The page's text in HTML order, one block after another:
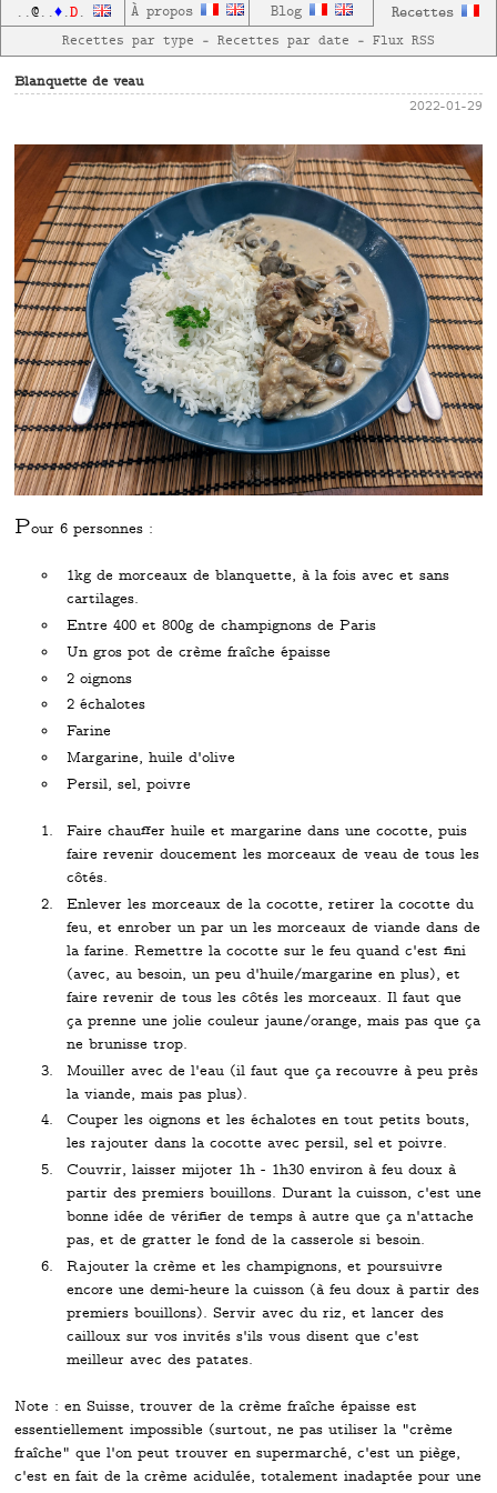
..@..♦.D. À propos Blog Recettes
Recettes par type — Recettes par date — Flux RSS
Blanquette de veau
2022-01-29
Pour 6 personnes :
1kg de morceaux de blanquette, à la fois avec et sans
cartilages.
Entre 400 et 800g de champignons de Paris
Un gros pot de crème fraîche épaisse
2 oignons
2 échalotes
Farine
Margarine, huile d'olive
Persil, sel, poivre
Faire chauffer huile et margarine dans une cocotte, puis
faire revenir doucement les morceaux de veau de tous les
côtés.
Enlever les morceaux de la cocotte, retirer la cocotte du
feu, et enrober un par un les morceaux de viande dans de
la farine. Remettre la cocotte sur le feu quand c'est fini
(avec, au besoin, un peu d'huile/margarine en plus), et
faire revenir de tous les côtés les morceaux. Il faut que
ça prenne une jolie couleur jaune/orange, mais pas que ça
ne brunisse trop.
Mouiller avec de l'eau (il faut que ça recouvre à peu près
la viande, mais pas plus).
Couper les oignons et les échalotes en tout petits bouts,
les rajouter dans la cocotte avec persil, sel et poivre.
Couvrir, laisser mijoter 1h - 1h30 environ à feu doux à
partir des premiers bouillons. Durant la cuisson, c'est une
bonne idée de vérifier de temps à autre que ça n'attache
pas, et de gratter le fond de la casserole si besoin.
Rajouter la crème et les champignons, et poursuivre
encore une demi-heure la cuisson (à feu doux à partir des
premiers bouillons). Servir avec du riz, et lancer des
cailloux sur vos invités s'ils vous disent que c'est
meilleur avec des patates.
Note : en Suisse, trouver de la crème fraîche épaisse est
essentiellement impossible (surtout, ne pas utiliser la "crème
fraîche" que l'on peut trouver en supermarché, c'est un piège,
c'est en fait de la crème acidulée, totalement inadaptée pour une